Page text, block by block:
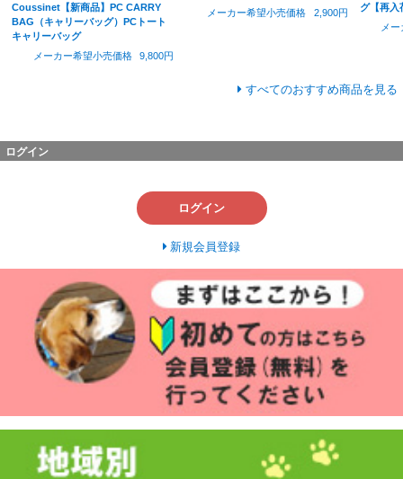
Coussinet【新商品】PC CARRY
BAG（キャリーバッグ）PCトート
キャリーバッグ
メーカー希望小売価格
9,800円
メーカー希望小売価格
2,900円
グ【再入
メ
すべてのおすすめ商品を見る
ログイン
ログイン
新規会員登録